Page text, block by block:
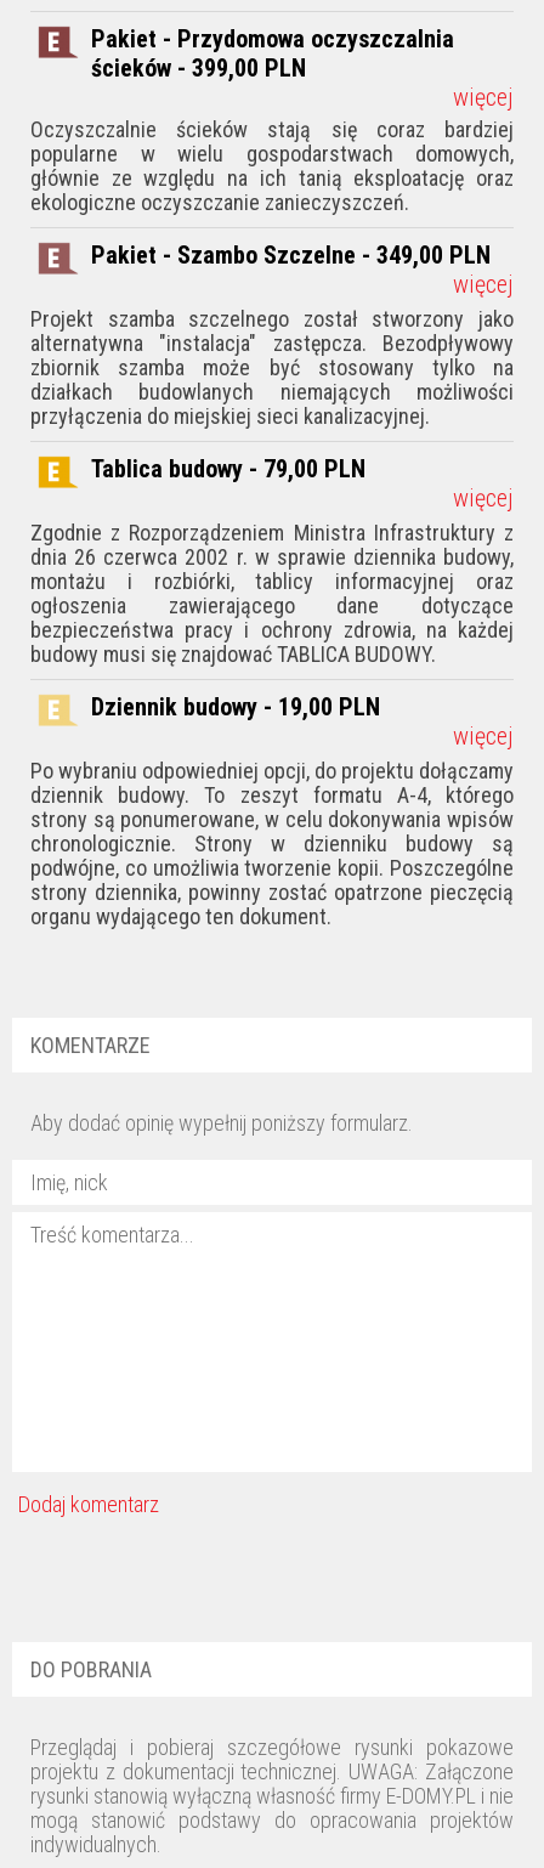
Pakiet - Przydomowa oczyszczalnia
ścieków - 399,00 PLN
więcej
Oczyszczalnie ścieków stają się coraz bardziej
popularne w wielu gospodarstwach domowych,
głównie ze względu na ich tanią eksploatację oraz
ekologiczne oczyszczanie zanieczyszczeń.
Pakiet - Szambo Szczelne - 349,00 PLN
więcej
Projekt szamba szczelnego został stworzony jako
alternatywna "instalacja" zastępcza. Bezodpływowy
zbiornik szamba może być stosowany tylko na
działkach budowlanych niemających możliwości
przyłączenia do miejskiej sieci kanalizacyjnej.
Tablica budowy - 79,00 PLN
więcej
Zgodnie z Rozporządzeniem Ministra Infrastruktury z
dnia 26 czerwca 2002 r. w sprawie dziennika budowy,
montażu i rozbiórki, tablicy informacyjnej oraz
ogłoszenia zawierającego dane dotyczące
bezpieczeństwa pracy i ochrony zdrowia, na każdej
budowy musi się znajdować TABLICA BUDOWY.
Dziennik budowy - 19,00 PLN
więcej
Po wybraniu odpowiedniej opcji, do projektu dołączamy
dziennik budowy. To zeszyt formatu A-4, którego
strony są ponumerowane, w celu dokonywania wpisów
chronologicznie. Strony w dzienniku budowy są
podwójne, co umożliwia tworzenie kopii. Poszczególne
strony dziennika, powinny zostać opatrzone pieczęcią
organu wydającego ten dokument.
KOMENTARZE
Aby dodać opinię wypełnij poniższy formularz.
Dodaj komentarz
DO POBRANIA
Przeglądaj i pobieraj szczegółowe rysunki pokazowe
projektu z dokumentacji technicznej. UWAGA: Załączone
rysunki stanowią wyłączną własność firmy E-DOMY.PL i nie
mogą stanowić podstawy do opracowania projektów
indywidualnych.